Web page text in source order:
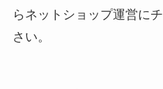
らネットショップ運営に
さい。